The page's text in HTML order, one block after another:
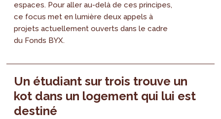
espaces. Pour aller au-delà de ces principes,
ce focus met en lumière deux appels à
projets actuellement ouverts dans le cadre
du Fonds BYX.
Un étudiant sur trois trouve un
kot dans un logement qui lui est
destiné